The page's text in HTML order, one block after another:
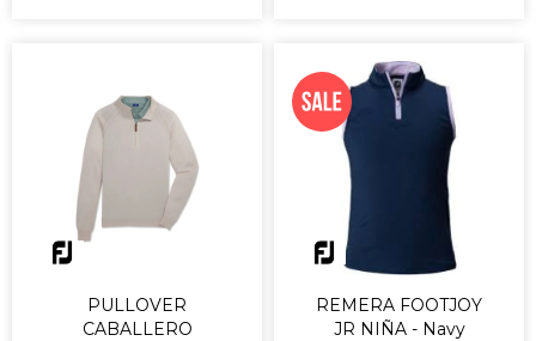
PULLOVER
CABALLERO
REMERA FOOTJOY
JR NIÑA - Navy